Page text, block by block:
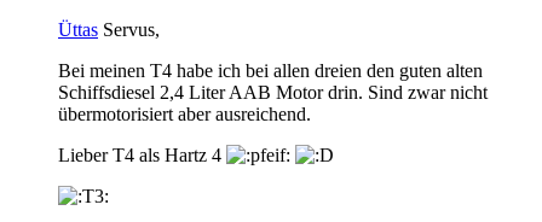
Üttas Servus,
Bei meinen T4 habe ich bei allen dreien den guten alten
Schiffsdiesel 2,4 Liter AAB Motor drin. Sind zwar nicht
übermotorisiert aber ausreichend.
Lieber T4 als Hartz 4